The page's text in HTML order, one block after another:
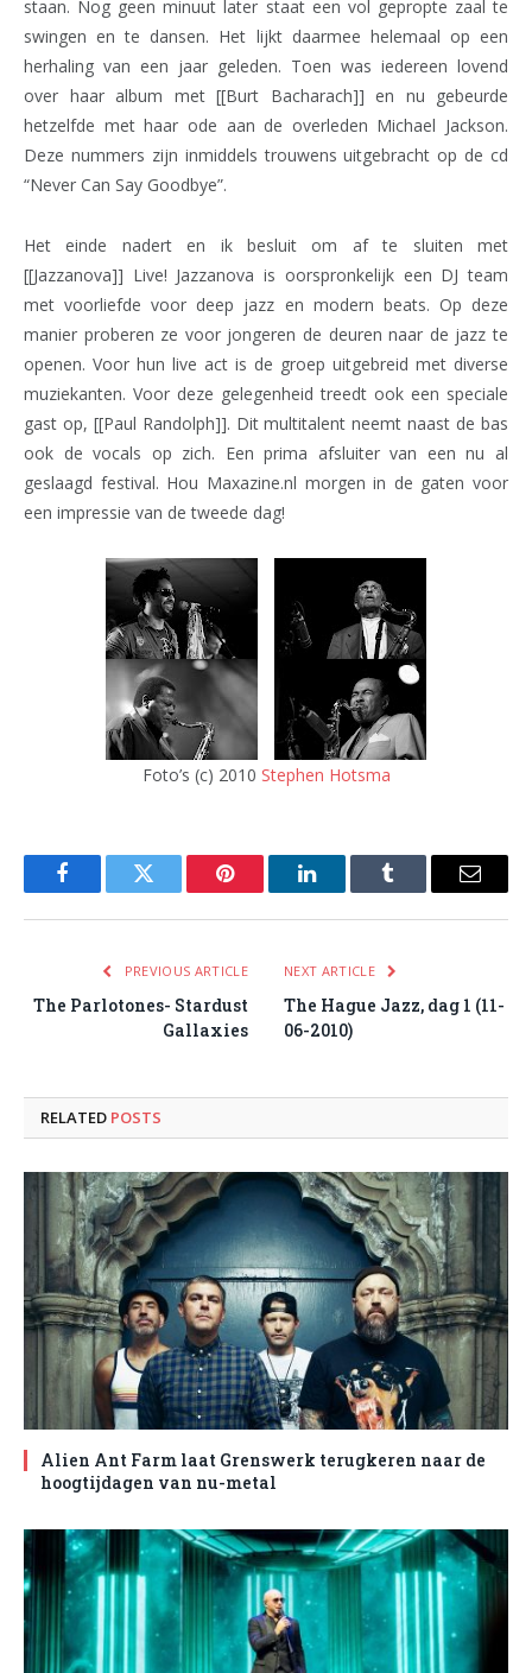
staan. Nog geen minuut later staat een vol gepropte zaal te
swingen en te dansen. Het lijkt daarmee helemaal op een
herhaling van een jaar geleden. Toen was iedereen lovend
over haar album met [[Burt Bacharach]] en nu gebeurde
hetzelfde met haar ode aan de overleden Michael Jackson.
Deze nummers zijn inmiddels trouwens uitgebracht op de cd
“Never Can Say Goodbye”.
Het einde nadert en ik besluit om af te sluiten met
[[Jazzanova]] Live! Jazzanova is oorspronkelijk een DJ team
met voorliefde voor deep jazz en modern beats. Op deze
manier proberen ze voor jongeren de deuren naar de jazz te
openen. Voor hun live act is de groep uitgebreid met diverse
muziekanten. Voor deze gelegenheid treedt ook een speciale
gast op, [[Paul Randolph]]. Dit multitalent neemt naast de bas
ook de vocals op zich. Een prima afsluiter van een nu al
geslaagd festival. Hou Maxazine.nl morgen in de gaten voor
een impressie van de tweede dag!
Foto’s (c) 2010 Stephen Hotsma
FacebookTwitter Pinterest LinkedInTumblr Email
PREVIOUS ARTICLE
The Parlotones- Stardust
Gallaxies
NEXT ARTICLE
The Hague Jazz, dag 1 (11-
06-2010)
RELATED POSTS
Alien Ant Farm laat Grenswerk terugkeren naar de
hoogtijdagen van nu-metal